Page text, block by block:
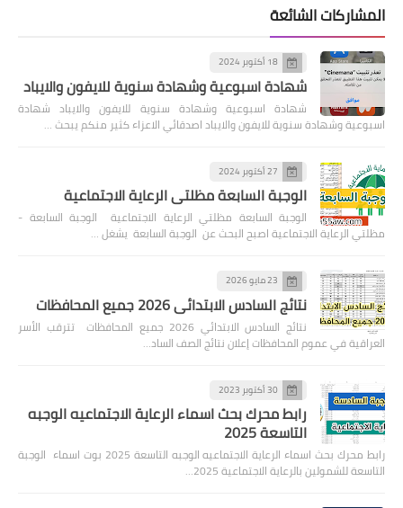
المشاركات الشائعة
18 أكتوبر 2024
شهادة اسبوعية وشهادة سنوية للايفون والايباد
شهادة اسبوعية وشهادة سنوية للايفون والايباد شهادة
اسبوعية وشهادة سنوية للايفون والايباد اصدقائي الاعزاء كثير منكم يبحث …
27 أكتوبر 2024
الوجبة السابعة مظلتي الرعاية الاجتماعية
الوجبة السابعة مظلتي الرعاية الاجتماعية الوجبة السابعة -
مظلتي الرعاية الاجتماعية اصبح البحث عن الوجبة السابعة يشغل …
23 مايو 2026
نتائج السادس الابتدائي 2026 جميع المحافظات
نتائج السادس الابتدائي 2026 جميع المحافظات تترقب الأسر
العراقية في عموم المحافظات إعلان نتائج الصف الساد…
30 أكتوبر 2023
رابط محرك بحث اسماء الرعاية الاجتماعيه الوجبه
التاسعة 2025
رابط محرك بحث اسماء الرعاية الاجتماعيه الوجبه التاسعة 2025 بوت اسماء الوجبة
التاسعة للشمولين بالرعاية الاجتماعية 2025…